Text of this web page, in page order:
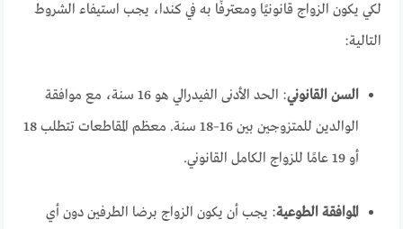
لكي يكون الزواج قانونيًا ومعترفًا به في كندا، يجب استيفاء الشروط
التالية:
السن القانوني
: الحد الأدنى الفيدرالي هو 16 سنة، مع موافقة
الوالدين للمتزوجين بين 16–18 سنة. معظم المقاطعات تتطلب 18
أو 19 عامًا للزواج الكامل القانوني.
الموافقة الطوعية: يجب أن يكون الزواج برضا الطرفين دون أي